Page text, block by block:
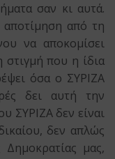
σαν κι αυτά.
αποτίμηση από τη
να αποκομίσει
στιγμή που η ίδια
όσα ο ΣΥΡΙΖΑ
δει αυτή την
ΣΥΡΙΖΑ δεν είναι
δεν απλώς
Δημοκρατίας μας,